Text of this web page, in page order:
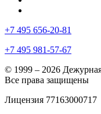
+7 495 656-20-81
+7 495 981-57-67
© 1999 – 2026
Все права защищены
Лицензия 77163000717